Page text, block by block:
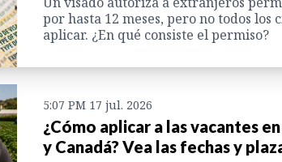
por hasta 12 meses, pero no todos los
aplicar. ¿En qué consiste el permiso?
5:07 PM 17 jul. 2026
¿Cómo aplicar a las vacantes en
y Canadá? Vea las fechas y